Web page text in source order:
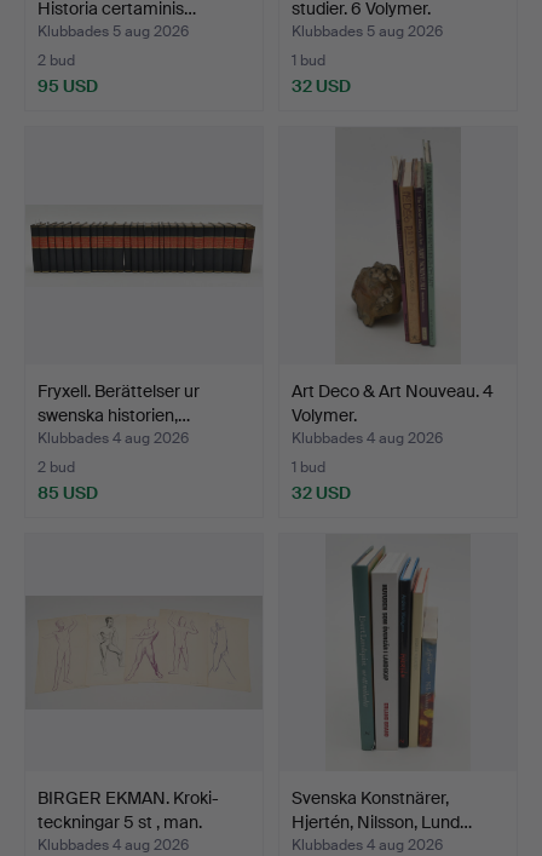
Historia certaminis…
Klubbades 5 aug 2026
2 bud
95 USD
studier. 6 Volymer.
Klubbades 5 aug 2026
1 bud
32 USD
Fryxell. Berättelser ur
swenska historien,…
Klubbades 4 aug 2026
2 bud
85 USD
Art Deco & Art Nouveau. 4
Volymer.
Klubbades 4 aug 2026
1 bud
32 USD
BIRGER EKMAN. Kroki-
teckningar 5 st , man.
Klubbades 4 aug 2026
Svenska Konstnärer,
Hjertén, Nilsson, Lund…
Klubbades 4 aug 2026